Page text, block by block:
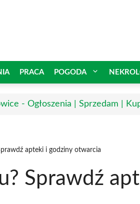
PRACA POGODA
- Ogłoszenia | Sprzedam |
apteki i godziny otwarcia
Sprawdź